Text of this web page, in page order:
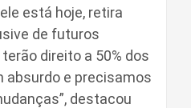
está hoje, retira
de futuros
direito a 50% dos
absurdo e precisamos
destacou